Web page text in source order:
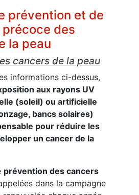
prévention et de
des
la peau
cancers de la peau
informations ci-dessus,
aux rayons UV
(soleil) ou artificielle
bancs solaires)
pour réduire les
un cancer de la
prévention des cancers
dans la campagne